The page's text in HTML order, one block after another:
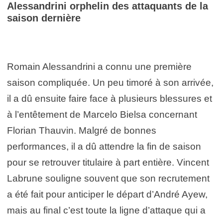
Alessandrini orphelin des attaquants de la
saison dernière
Romain Alessandrini a connu une première
saison compliquée. Un peu timoré à son arrivée,
il a dû ensuite faire face à plusieurs blessures et
à l’entêtement de Marcelo Bielsa concernant
Florian Thauvin. Malgré de bonnes
performances, il a dû attendre la fin de saison
pour se retrouver titulaire à part entière. Vincent
Labrune souligne souvent que son recrutement
a été fait pour anticiper le départ d’André Ayew,
mais au final c’est toute la ligne d’attaque qui a